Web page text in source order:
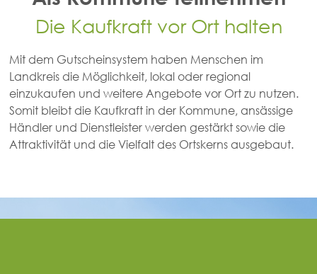
Die Kaufkraft vor Ort halten
Mit dem Gutscheinsystem haben Menschen im
Landkreis die Möglichkeit, lokal oder regional
einzukaufen und weitere Angebote vor Ort zu nutzen.
Somit bleibt die Kaufkraft in der Kommune, ansässige
Händler und Dienstleister werden gestärkt sowie die
Attraktivität und die Vielfalt des Ortskerns ausgebaut.